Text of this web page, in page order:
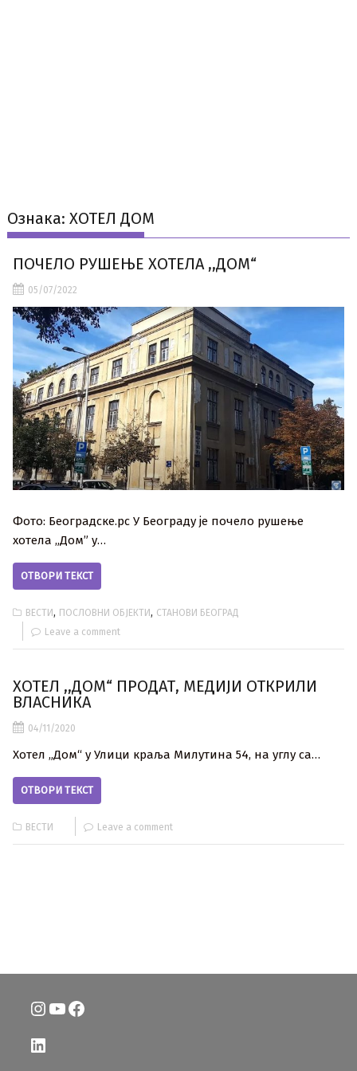
Ознака:ХОТЕЛ ДОМ
ПОЧЕЛО РУШЕЊЕ ХОТЕЛА ,,ДОМ“
05/07/2022
Фото: Београдске.рс У Београду је почело рушење
хотела „Дом” у…
ОТВОРИ ТЕКСТ
ВЕСТИ, ПОСЛОВНИ ОБЈЕКТИ, СТАНОВИ БЕОГРАД
Leave a comment
ХОТЕЛ ,,ДОМ“ ПРОДАТ, МЕДИЈИ ОТКРИЛИ
ВЛАСНИКА
04/11/2020
Хотел „Дом“ у Улици краља Милутина 54, на углу са…
ОТВОРИ ТЕКСТ
ВЕСТИ Leave a comment
Instagram
YouTube
Facebook
LinkedIn